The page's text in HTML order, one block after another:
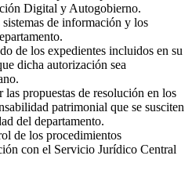
Digital y Autogobierno.
de información y los
de los expedientes incluidos en su
dicha autorización sea
propuestas de resolución en los
patrimonial que se susciten
del departamento.
de los procedimientos
con el Servicio Jurídico Central